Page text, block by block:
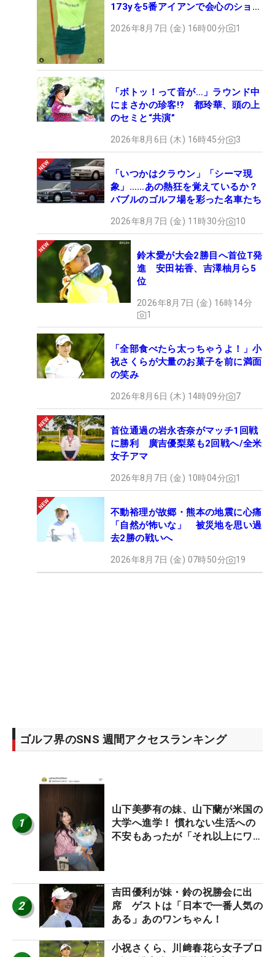
173yを5番アイアンで会心のショッ
2026年8月7日 (金) 16時00分 1
「ボトッ！って音が…」ラウンド中
にまさかの珍客!? 都玲華、頭の上
のセミと“共演”
2026年8月6日 (木) 16時45分 3
「いつかはクラウン」「シーマ現
象」……あの熱狂を覚えているか？
バブルのゴルフ場を彩った名車たち
2026年8月7日 (金) 11時30分 10
鈴木愛が大会2勝目へ首位T発
進 安田祐香、吉澤柚月ら5
位
2026年8月7日 (金) 16時14分
1
「全部食べたら太っちゃうよ！」小
祝さくらが大量のお菓子を前に満面
の笑み
2026年8月6日 (木) 14時09分 7
首位通過の岩永杏奈がマッチ1回戦
に勝利 廣吉優梨菜も2回戦へ/全米
女子アマ
2026年8月7日 (金) 10時04分 1
不動裕理が故郷・熊本の地震に心痛
「自然が怖いな」 被災地を思い過
去2勝の戦いへ
2026年8月7日 (金) 07時50分 19
ゴルフ界のSNS 週間アクセスランキング
1
山下美夢有の妹、山下蘭が米国の
大学へ進学！ 慣れない生活への
不安もあったが「それ以上にワク
2
吉田優利が妹・鈴の祝勝会に出
席 ゲストは「日本で一番人気の
ある」あのワンちゃん！
小祝さくら、川﨑春花ら女子プロ